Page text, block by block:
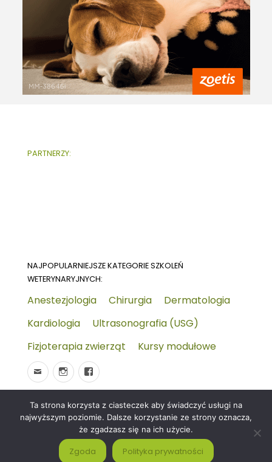
PARTNERZY:
NAJPOPULARNIEJSZE KATEGORIE SZKOLEŃ
WETERYNARYJNYCH:
Anestezjologia Chirurgia
Dermatologia
Kardiologia
Ultrasonografia (USG)
Fizjoterapia zwierząt
Kursy modułowe
© 2026Wydarzenia-wet.pl
Polityka prywatności i
RODO
Czym jest strona KALENDARZ WYDARZEŃ
WETERYNARYJNYCH?
Ta strona korzysta z ciasteczek aby świadczyć usługi na
najwyższym poziomie. Dalsze korzystanie ze strony oznacza,
że zgadzasz się na ich użycie.
Zgoda Polityka prywatności